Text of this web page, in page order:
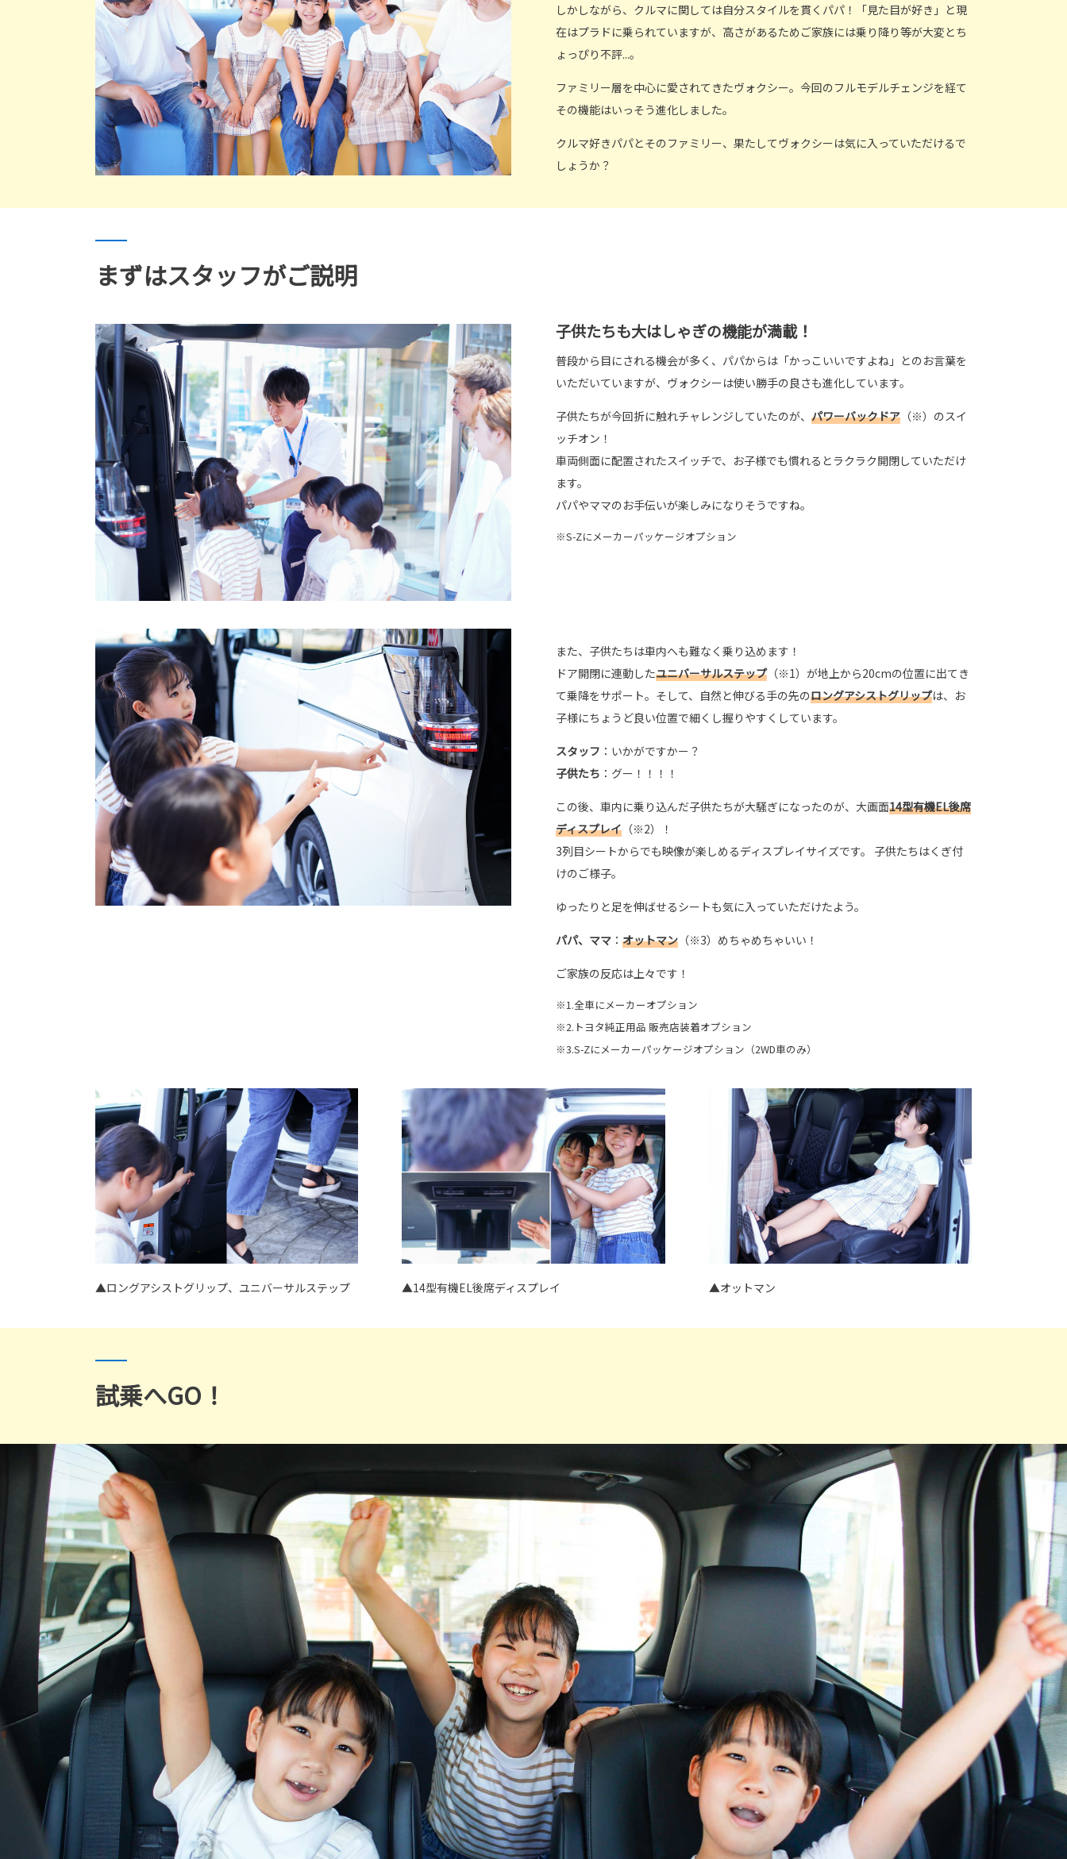
しかしながら、クルマに関しては自分スタイルを貫くパパ！「見た目が好き」と現
在はプラドに乗られていますが、高さがあるためご家族には乗り降り等が大変とち
ょっぴり不評...。
ファミリー層を中心に愛されてきたヴォクシー。今回のフルモデルチェンジを経て
その機能はいっそう進化しました。
クルマ好きパパとそのファミリー、果たしてヴォクシーは気に入っていただけるで
しょうか？
まずはスタッフがご説明
子供たちも大はしゃぎの機能が満載！
普段から目にされる機会が多く、パパからは「かっこいいですよね」とのお言葉を
いただいていますが、ヴォクシーは使い勝手の良さも進化しています。
子供たちが今回折に触れチャレンジしていたのが、 パワーバックドア（※）のスイ
ッチオン！
車両側面に配置されたスイッチで、お子様でも慣れるとラクラク開閉していただけ
ます。
パパやママのお手伝いが楽しみになりそうですね。
※S-Zにメーカーパッケージオプション
また、子供たちは車内へも難なく乗り込めます！
ドア開閉に連動したユニバーサルステップ（※1）が地上から20cmの位置に出てき
て乗降をサポート。そして、自然と伸びる手の先のロングアシストグリップは、お
子様にちょうど良い位置で細くし握りやすくしています。
スタッフ ：いかがですかー？
子供たち ：グー！！！！
この後、車内に乗り込んだ子供たちが大騒ぎになったのが、大画面14型有機EL後席
ディスプレイ（※2）！
3列目シートからでも映像が楽しめるディスプレイサイズです。 子供たちはくぎ付
けのご様子。
ゆったりと足を伸ばせるシートも気に入っていただけたよう。
パパ、ママ： オットマン（※3）めちゃめちゃいい！
ご家族の反応は上々です！
※1.全車にメーカーオプション
※2.トヨタ純正用品 販売店装着オプション
※3.S-Zにメーカーパッケージオプション（2WD車のみ）
▲ロングアシストグリップ、ユニバーサルステップ ▲14型有機EL後席ディスプレイ ▲オットマン
試乗へGO！